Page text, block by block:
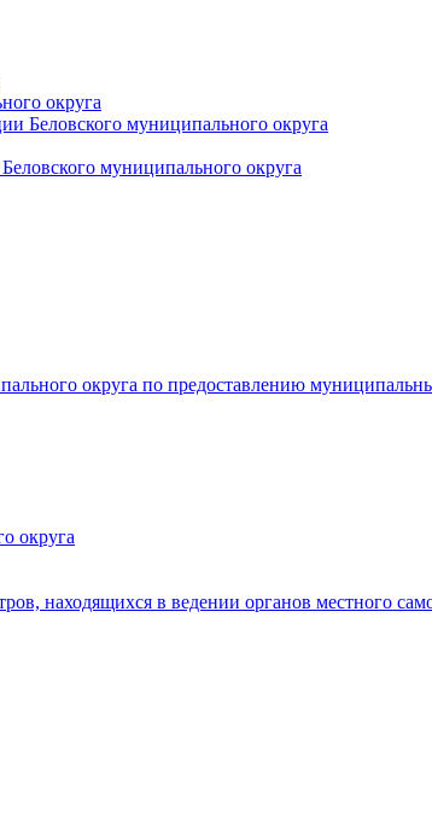
округа
Беловского муниципального округа
муниципального округа
округа по предоставлению
округа
находящихся в ведении органов местного